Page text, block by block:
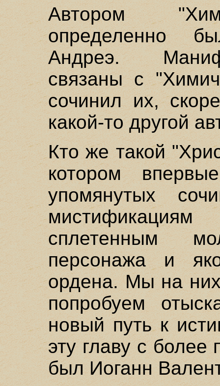
Автором
определенно
Андреэ.
связаны с
сочинил их,
какой-то другой
Кто же такой
котором
упомянутых
сплетенным
персонажа и
ордена. Мы на
попробуем
новый путь к
эту главу с более
был Иоганн